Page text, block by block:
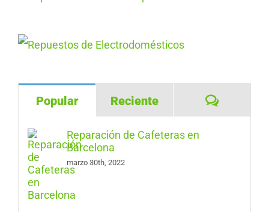
Popular Reciente
Reparación de Cafeteras en
Barcelona
marzo 30th, 2022